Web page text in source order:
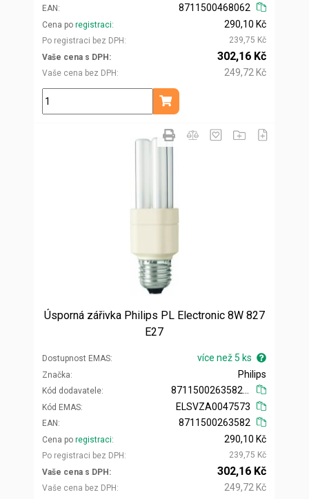
EAN
8711500468062
Cena po registraci
Po registraci bez DPH
290,10 Kč
239,75 Kč
Vaše cena s DPH
Vaše cena bez DPH
302,16 Kč
249,72 Kč
ks
Přidat do košíku
Úsporná zářivka Philips PL Electronic 8W 827
E27
Dostupnost EMAS více než 5 ks
Značka
Kód dodavatele
Philips
Kód EMAS
EAN
ELSVZA0047573
8711500263582
Cena po registraci
Po registraci bez DPH
290,10 Kč
239,75 Kč
Vaše cena s DPH
Vaše cena bez DPH
302,16 Kč
249,72 Kč